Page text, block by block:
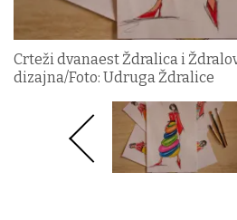
Crteži dvanaest Ždralica i
dizajna/Foto: Udruga Ždralice